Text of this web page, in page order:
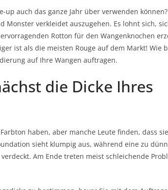
up auch das ganze Jahr über verwenden
Monster verkleidet auszugehen. Es lohnt sich,
Rotton für den Wangenknochen
ist als die meisten Rouge auf dem Markt! Wie
auf Ihre Wangen auftragen.
die Dicke Ihres
haben, aber manche Leute finden, dass
sieht klumpig aus, während eine zu
Am Ende treten meist schleichende